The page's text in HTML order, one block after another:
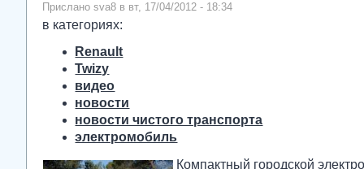
Прислано sva8 в вт, 17/04/2012 - 18:34
в категориях:
Renault
Twizy
видео
новости
новости чистого транспорта
электромобиль
Компактный городской